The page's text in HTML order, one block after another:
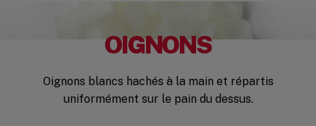
OIGNONS
Oignons blancs hachés à la main et répartis
uniformément sur le pain du dessus.